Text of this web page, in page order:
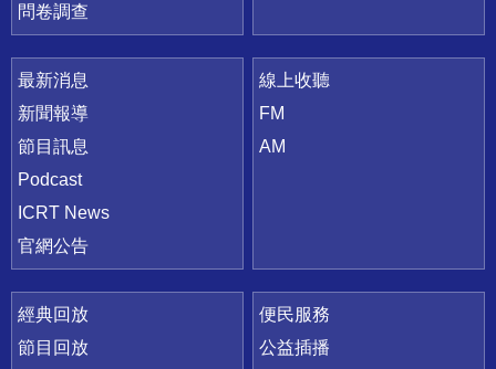
問卷調查
最新消息
新聞報導
節目訊息
Podcast
ICRT News
官網公告
線上收聽
FM
AM
經典回放
節目回放
便民服務
公益插播